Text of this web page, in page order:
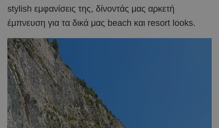
stylish εμφανίσεις της, δίνοντάς μας αρκετή
έμπνευση για τα δικά μας beach και resort looks.